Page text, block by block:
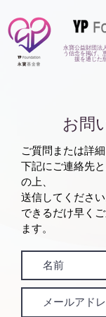
永寶公益財団法
う信念を掲げ、
援を通じた
お問
ご質問または詳
下記にご連絡先
の上、
送信してください
できるだけ早く
ます。